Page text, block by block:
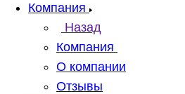
Компания
Назад
Компания
О компании
Отзывы